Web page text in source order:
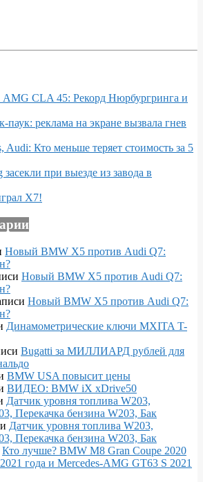
AMG CLA 45: Рекорд Нюрбургринга и
паук: реклама на экране вызвала гнев
Audi: Кто меньше теряет стоимость за 5
при выезде из завода в
X7!
Новый BMW X5 против Audi Q7:
Новый BMW X5 против Audi Q7:
Новый BMW X5 против Audi Q7:
Динамометрические ключи MXITA T-
Bugatti за МИЛЛИАРД рублей для
BMW USA повысит цены
ВИДЕО: BMW iX xDrive50
Датчик уровня топлива W203,
Перекачка бензина W203, Бак
Датчик уровня топлива W203,
Перекачка бензина W203, Бак
Кто лучше? BMW M8 Gran Coupe 2020
года и Mercedes-AMG GT63 S 2021